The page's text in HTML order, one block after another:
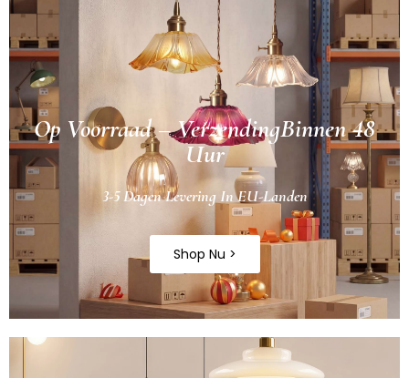
Op Voorraad – VerzendingBinnen 48
Uur
3-5 Dagen Levering In EU-Landen
Shop Nu >